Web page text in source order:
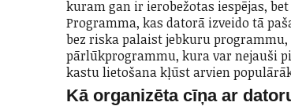
kuram gan ir ierobežotas iespējas,
Programma, kas datorā izveido tā
bez riska palaist jebkuru
pārlūkprogrammu, kura var nejauši
kastu lietošana kļūst arvien
Kā organizēta cīņa ar